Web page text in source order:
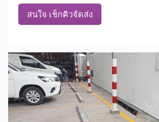
สนใจ เช็กคิวจัดส่ง